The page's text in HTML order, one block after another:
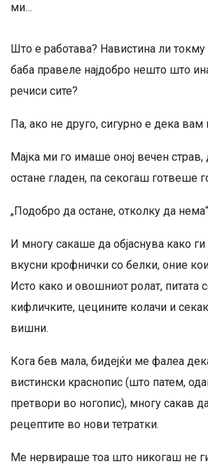
ми…
Што е работава? Навистина ли
баба правеле најдобро нешто што
речиси сите?
Па, ако не друго, сигурно е дека вам
Мајка ми го имаше оној вечен страв,
остане гладен, па секогаш готвеше
„Подобро да остане, отколку да
И многу сакаше да објаснува како
вкусни крофнички со белки, оние
Исто како и овошниот ролат, питата
кифличките, цецините колачи и
вишни.
Кога бев мала, бидејќи ме фалеа
вистински краснопис (што патем,
претвори во ногопис), многу сакав
рецептите во нови тетратки.
Ме нервираше тоа што никогаш не